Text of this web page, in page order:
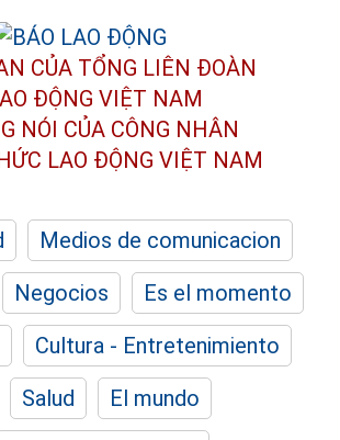
CỦA TỔNG LIÊN ĐOÀN
ĐỘNG VIỆT NAM
NÓI CỦA CÔNG NHÂN
LAO ĐỘNG VIỆT NAM
Medios de comunicacion
Negocios
Es el momento
Cultura - Entretenimiento
Salud
El mundo